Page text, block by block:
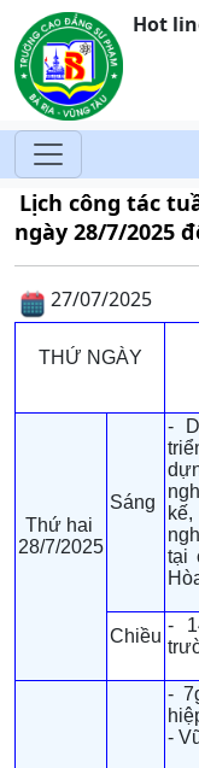
Hot
Lịch công tác
ngày 28/7/2025
27/07/2025
THỨ NGÀY
Thứ hai
28/7/2025
Sáng
-
tại
Chiều
-
-
-